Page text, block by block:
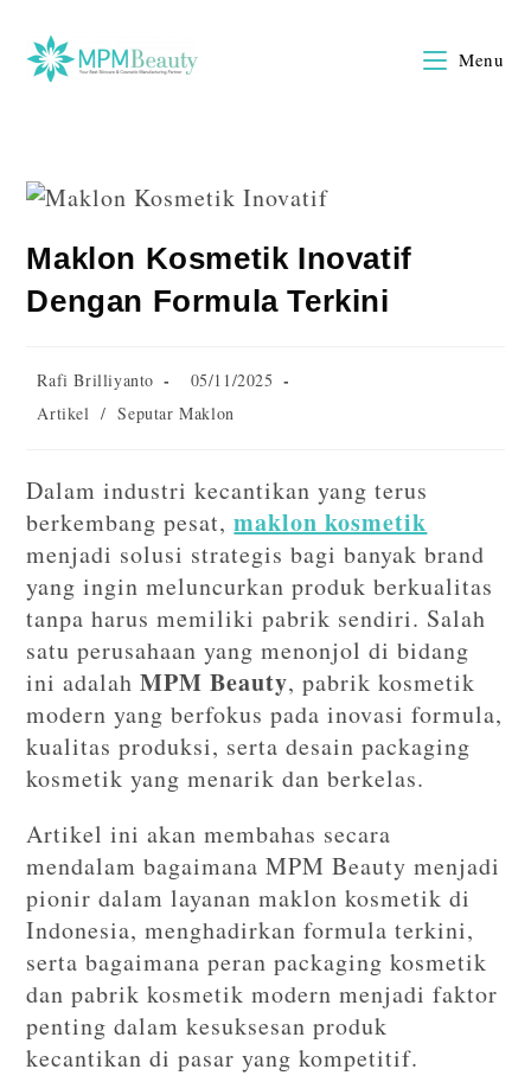
Menu
Maklon Kosmetik Inovatif
Dengan Formula Terkini
Rafi Brilliyanto
05/11/2025
Artikel / Seputar Maklon
Dalam industri kecantikan yang terus
berkembang pesat,maklon kosmetik
menjadi solusi strategis bagi banyak brand
yang ingin meluncurkan produk berkualitas
tanpa harus memiliki pabrik sendiri. Salah
satu perusahaan yang menonjol di bidang
ini adalahMPM Beauty, pabrik kosmetik
modern yang berfokus pada inovasi formula,
kualitas produksi, serta desain packaging
kosmetik yang menarik dan berkelas.
Artikel ini akan membahas secara
mendalam bagaimana MPM Beauty menjadi
pionir dalam layanan maklon kosmetik di
Indonesia, menghadirkan formula terkini,
serta bagaimana peran packaging kosmetik
dan pabrik kosmetik modern menjadi faktor
penting dalam kesuksesan produk
kecantikan di pasar yang kompetitif.